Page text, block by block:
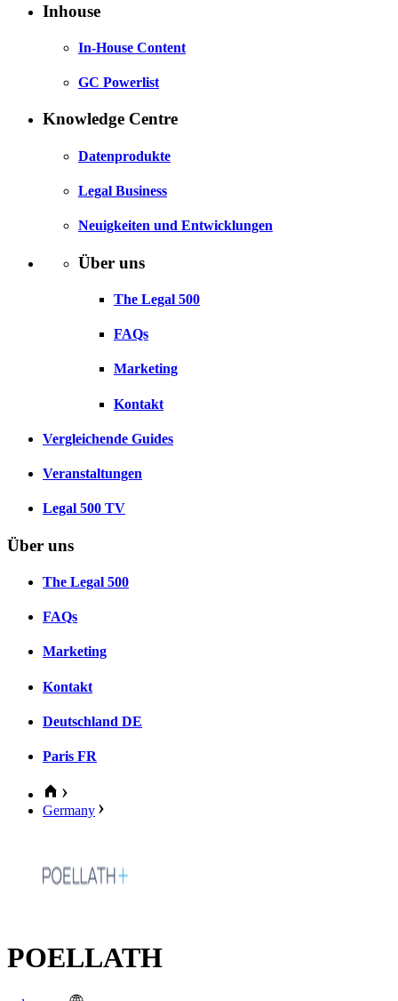
Inhouse
In-House Content
GC Powerlist
Knowledge Centre
Datenprodukte
Legal Business
Neuigkeiten und Entwicklungen
Über uns
The Legal 500
FAQs
Marketing
Kontakt
Vergleichende Guides
Veranstaltungen
Legal 500 TV
Über uns
The Legal 500
FAQs
Marketing
Kontakt
Deutschland DE
Paris FR
Germany
POELLATH